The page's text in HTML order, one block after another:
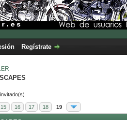
Regístrate
15 16 17 18 19